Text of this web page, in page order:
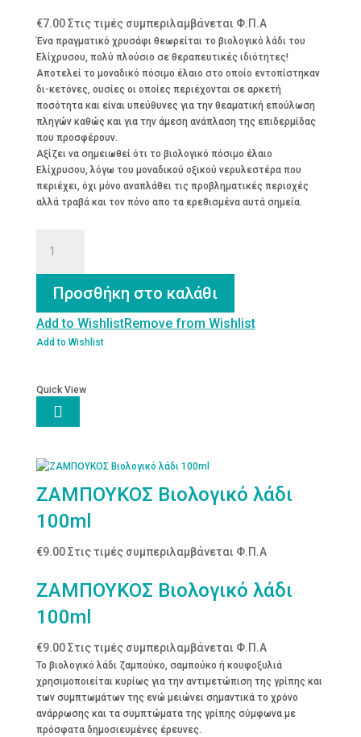
€7.00 Στις τιμές συμπεριλαμβάνεται Φ.Π.Α
Ένα πραγματικό χρυσάφι θεωρείται το βιολογικό λάδι του
Ελίχρυσου, πολύ πλούσιο σε θεραπευτικές ιδιότητες!
Αποτελεί το μοναδικό πόσιμο έλαιο στο οποίο εντοπίστηκαν
δι-κετόνες, ουσίες οι οποίες περιέχονται σε αρκετή
ποσότητα και είναι υπεύθυνες για την θεαματική επούλωση
πληγών καθώς και για την άμεση ανάπλαση της επιδερμίδας
που προσφέρουν.
Αξίζει να σημειωθεί ότι το βιολογικό πόσιμο έλαιο
Ελίχρυσου, λόγω του μοναδικού οξικού νερυλεστέρα που
περιέχει, όχι μόνο αναπλάθει τις προβληματικές περιοχές
αλλά τραβά και τον πόνο απο τα ερεθισμένα αυτά σημεία.
ΒΙΟΛΟΓΙΚΟ
ΛΑΔΙ
ML
ποσότητα
Προσθήκη στο καλάθι
Add to WishlistRemove from Wishlist
Add to Wishlist
Quick View

ΖΑΜΠΟΥΚΟΣ Βιολογικό λάδι
100ml
€9.00 Στις τιμές συμπεριλαμβάνεται Φ.Π.Α
ΖΑΜΠΟΥΚΟΣ Βιολογικό λάδι
100ml
€9.00 Στις τιμές συμπεριλαμβάνεται Φ.Π.Α
Το βιολογικό λάδι ζαμπούκο, σαμπούκο ή κουφοξυλιά
χρησιμοποιείται κυρίως για την αντιμετώπιση της γρίπης και
των συμπτωμάτων της ενώ μειώνει σημαντικά το χρόνο
ανάρρωσης και τα συμπτώματα της γρίπης σύμφωνα με
πρόσφατα δημοσιευμένες έρευνες.